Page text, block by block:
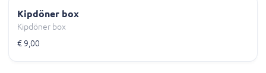
Kipdöner box
Kipdöner box
€ 9,00